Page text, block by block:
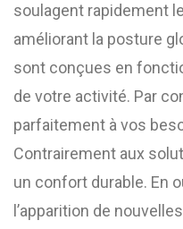
soulagent rapidement
améliorant la posture
sont conçues en
de votre activité. Par
parfaitement à vos
Contrairement aux
un confort durable. En
l’apparition de